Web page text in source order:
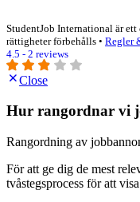
StudentJob International är
rättigheter förbehålls • Regler
4.5 - 2 reviews
Close
Hur rangordnar vi
Rangordning av
För att ge dig de mest
tvåstegsprocess för att